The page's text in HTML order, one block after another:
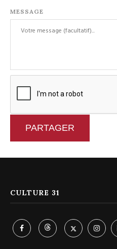
MESSAGE
PARTAGER
CULTURE 31